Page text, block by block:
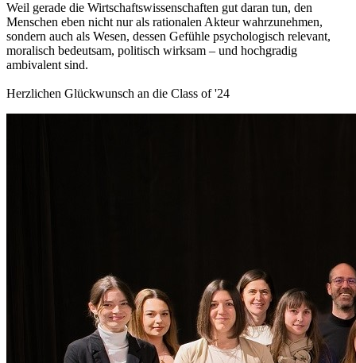
Weil gerade die Wirtschaftswissenschaften gut daran tun, den
Menschen eben nicht nur als rationalen Akteur wahrzunehmen,
sondern auch als Wesen, dessen Gefühle psychologisch relevant,
moralisch bedeutsam, politisch wirksam – und hochgradig
ambivalent sind.
Herzlichen Glückwunsch an die Class of '24